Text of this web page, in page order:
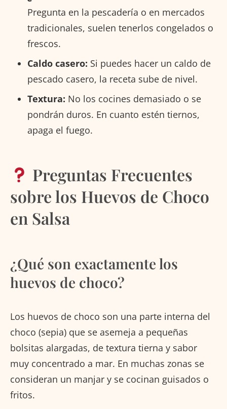
Pregunta en la pescadería o en mercados
tradicionales, suelen tenerlos congelados o
frescos.
Caldo casero: Si puedes hacer un caldo de
pescado casero, la receta sube de nivel.
Textura: No los cocines demasiado o se
pondrán duros. En cuanto estén tiernos,
apaga el fuego.
Preguntas Frecuentes
sobre los Huevos de Choco
en Salsa
¿Qué son exactamente los
huevos de choco?
Los huevos de choco son una parte interna del
choco (sepia) que se asemeja a pequeñas
bolsitas alargadas, de textura tierna y sabor
muy concentrado a mar. En muchas zonas se
consideran un manjar y se cocinan guisados o
fritos.